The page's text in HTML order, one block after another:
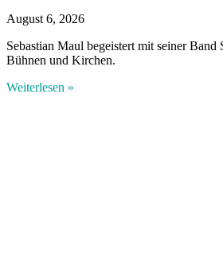
August 6, 2026
Sebastian Maul begeistert mit seiner Band
Bühnen und Kirchen.
Weiterlesen »